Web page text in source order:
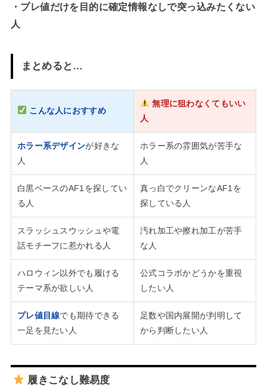
・プレ値だけを目的に確定情報なしで突っ込みたくない
人
まとめると…
こんな人におすすめ
無理に狙わなくてもいい
人
ホラー系デザインが好きな
人
ホラー系の雰囲気が苦手な
人
白黒ベースのAF1を探してい
る人
真っ白でクリーンなAF1を
探している人
スラッシュスウッシュや電
話モチーフに惹かれる人
汚れ加工や擦れ加工が苦手
な人
ハロウィン以外でも履ける
テーマ系が欲しい人
公式コラボかどうかを重視
したい人
プレ値目線でも期待できる
一足を見たい人
足数や国内展開が判明して
から判断したい人
履きこなし難易度